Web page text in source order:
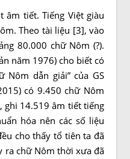
tiết. Tiếng Việt giàu
Theo tài liệu [3], vào
80.000 chữ Nôm (?).
năm 1976) cho biết có
Nôm dẫn giải” của GS
có 9.450 chữ Nôm
ghi 14.519 âm tiết tiếng
hóa nên các số liệu
cho thấy tổ tiên ta đã
ra chữ Nôm thời xưa đã